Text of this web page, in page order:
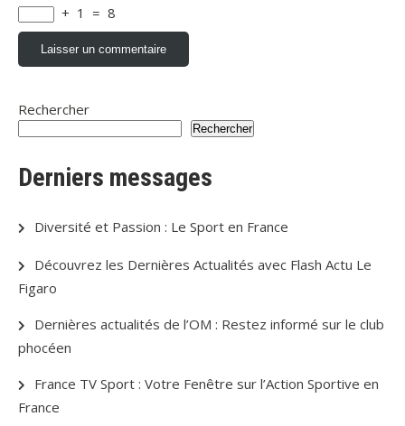
+ 1 = 8
Rechercher
Rechercher
Derniers messages
Diversité et Passion : Le Sport en France
Découvrez les Dernières Actualités avec Flash Actu Le
Figaro
Dernières actualités de l’OM : Restez informé sur le club
phocéen
France TV Sport : Votre Fenêtre sur l’Action Sportive en
France